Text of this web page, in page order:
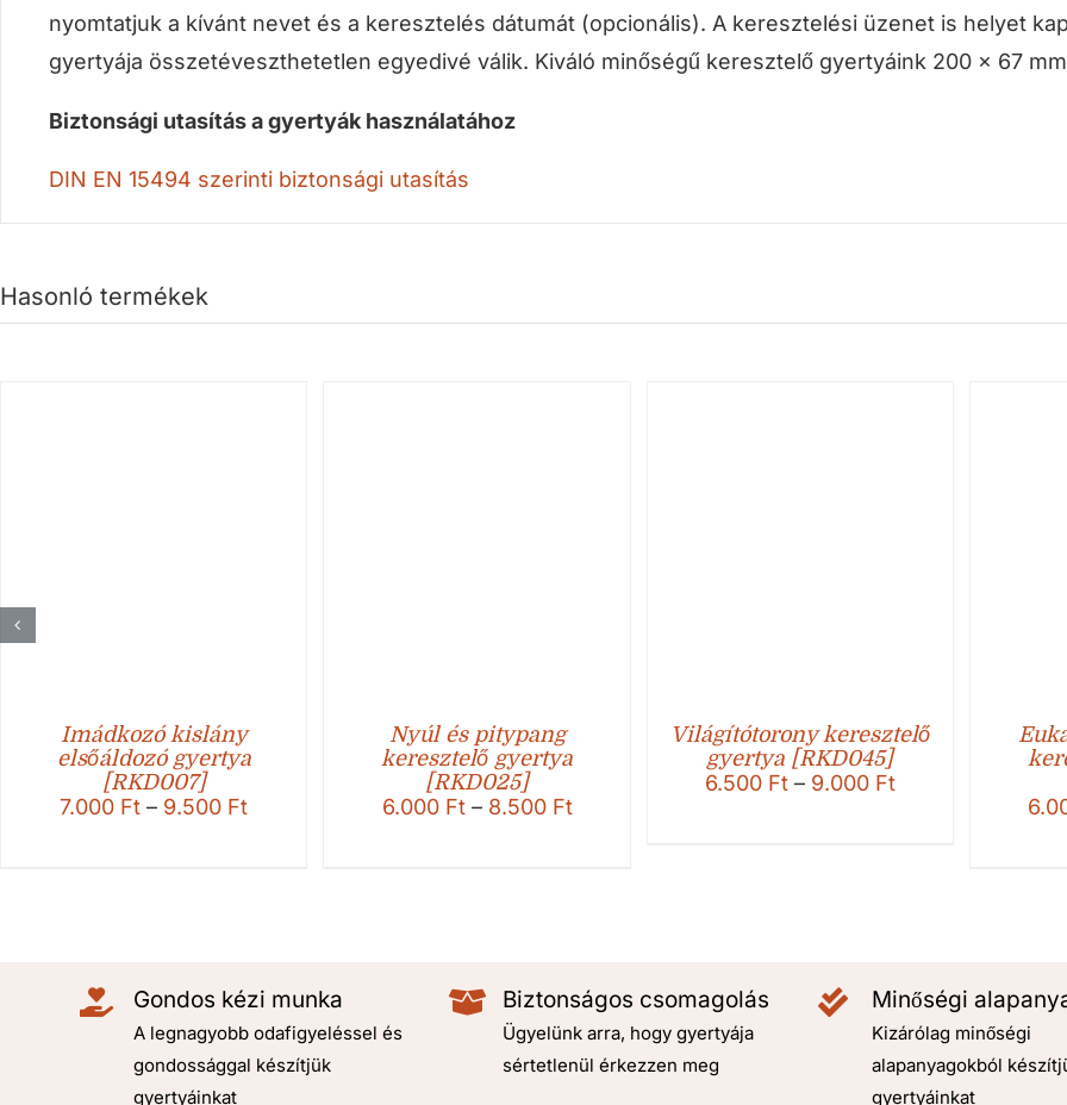
nyomtatjuk a kívánt nevet és a keresztelés dátumát (opcionális). A keresztelési üzenet is helyet
gyertyája összetéveszthetetlen egyedivé válik. Kiváló minőségű keresztelő gyertyáink 200 x 67
Biztonsági utasítás a gyertyák használatához
DIN EN 15494 szerinti biztonsági utasítás
Hasonló termékek
Imádkozó kislány
elsőáldozó gyertya
[RKD007]
7.000 Ft – 9.500 FtÁrtartomány:
Nyúl és pitypang
keresztelő gyertya
[RKD025]
6.000 Ft – 8.500 FtÁrtartomány:
Világítótorony keresztelő
gyertya [RKD045]
6.500 Ft – 9.000 FtÁrtartomány:
Gondos kézi munka
A legnagyobb odafigyeléssel és
gondossággal készítjük
gyertyáinkat
Biztonságos csomagolás
Ügyelünk arra, hogy gyertyája
sértetlenül érkezzen meg
Minőségi
Kizárólag minőségi
alapanyagokból
gyertyáinkat